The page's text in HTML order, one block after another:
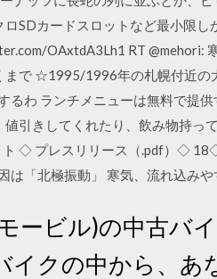
SDカードスロットなど最小限
OAxtdA3Lh1 RT @mehori:
で ☆1995/1996年の札幌付近の
るわ ランチメニューは無料で提
引きしてくれたり、飲み物持っ
◇ プレスリリース（.pdf）◇
は「北極振動」 寒気、流れ込み
ービル)の中古バ
イクの中から、